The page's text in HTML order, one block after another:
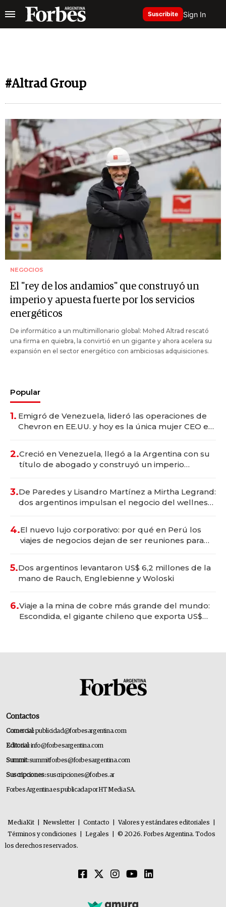
Suscribite Sign In
#Altrad Group
NEGOCIOS
El "rey de los andamios" que construyó un
imperio y apuesta fuerte por los servicios
energéticos
De informático a un multimillonario global: Mohed Altrad rescató
una firma en quiebra, la convirtió en un gigante y ahora acelera su
expansión en el sector energético con ambiciosas adquisiciones.
Popular
1. Emigró de Venezuela, lideró las operaciones de
Chevron en EE.UU. y hoy es la única mujer CEO en
2.Creció en Venezuela, llegó a la Argentina con su
título de abogado y construyó un imperio
3.De Paredes y Lisandro Martínez a Mirtha Legrand:
dos argentinos impulsan el negocio del wellness
4.El nuevo lujo corporativo: por qué en Perú los
viajes de negocios dejan de ser reuniones para
5.Dos argentinos levantaron US$ 6,2 millones de la
mano de Rauch, Englebienne y Woloski
6.Viaje a la mina de cobre más grande del mundo:
Escondida, el gigante chileno que exporta US$
Contactos
Comercial:publicidad@forbesargentina.com
Editorial:info@forbesargentina.com
Summit:summitforbes@forbesargentina.com
Suscripciones:suscripciones@forbes.ar
Forbes Argentina es publicada por HT Media SA.
MediaKit Newsletter Contacto Valores y estándares editoriales
Términos y condiciones
Legales
© 2026. Forbes Argentina. Todos
los derechos reservados.